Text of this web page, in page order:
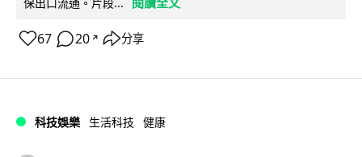
67 20 ↗ 分享
科技娛樂 生活科技 健康